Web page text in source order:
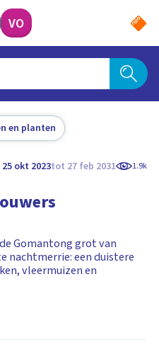
VO
en planten
25 okt 2023tot 27 feb 2031 1.9k
Gomantong grot van
nachtmerrie: een duistere
vleermuizen en